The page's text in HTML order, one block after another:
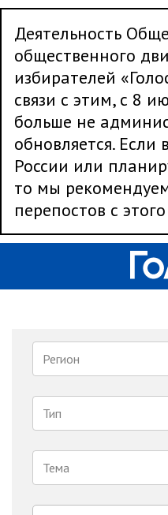
Деятельность
общественного
избирателей
связи с этим, с 8
больше не
обновляется. Если
России или
то мы
перепостов с
Регион
Тип
Тема